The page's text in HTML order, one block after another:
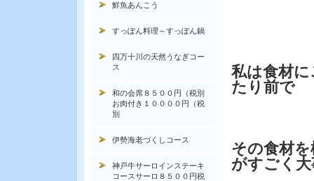
私は食材
たり前で
その食材
がすごく
鮮魚あんこう
すっぽん料理～すっぽん鍋
四万十川の天然うなぎコー
ス
和の会席８５００円（税別
お肉付き１００００円（税
別
伊勢海老づくしコース
神戸牛サーロインステーキ
コースサーロ８５００円税